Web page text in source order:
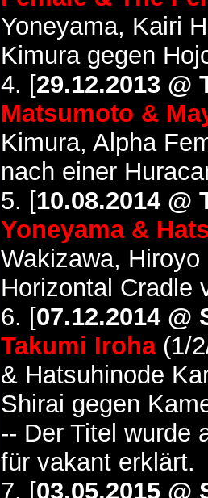
Yoneyama, Kairi
Kimura gegen
4. [29.12.2013
Matsumoto &
Kimura, Alpha
nach einer
5. [10.08.2014
Yoneyama &
Wakizawa,
Horizontal Cradle
6. [07.12.2014 @
Takumi Iroha(1/
& Hatsuhinode
Shirai gegen
-- Der Titel wurde
für vakant erklärt.
7. [03.05.2015 @